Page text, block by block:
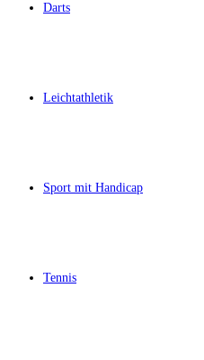
Darts
Leichtathletik
Sport mit Handicap
Tennis